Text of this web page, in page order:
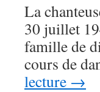
La
30 juillet
famille de
cours de
lecture →